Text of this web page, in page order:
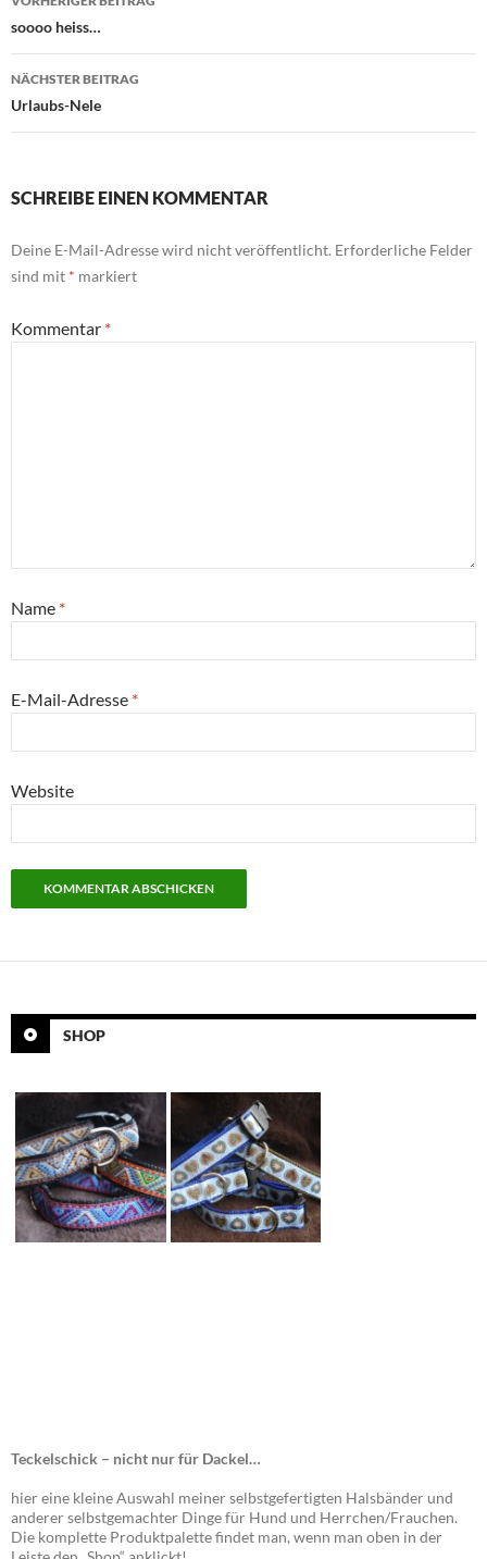
soooo heiss…
NÄCHSTER BEITRAG
Urlaubs-Nele
SCHREIBE EINEN KOMMENTAR
Deine E-Mail-Adresse wird nicht veröffentlicht. Erforderliche Felder
sind mit * markiert
Kommentar *
Name *
E-Mail-Adresse *
Website
SHOP
Teckelschick – nicht nur für Dackel…
hier eine kleine Auswahl meiner selbstgefertigten Halsbänder und
anderer selbstgemachter Dinge für Hund und Herrchen/Frauchen.
Die komplette Produktpalette findet man, wenn man oben in der